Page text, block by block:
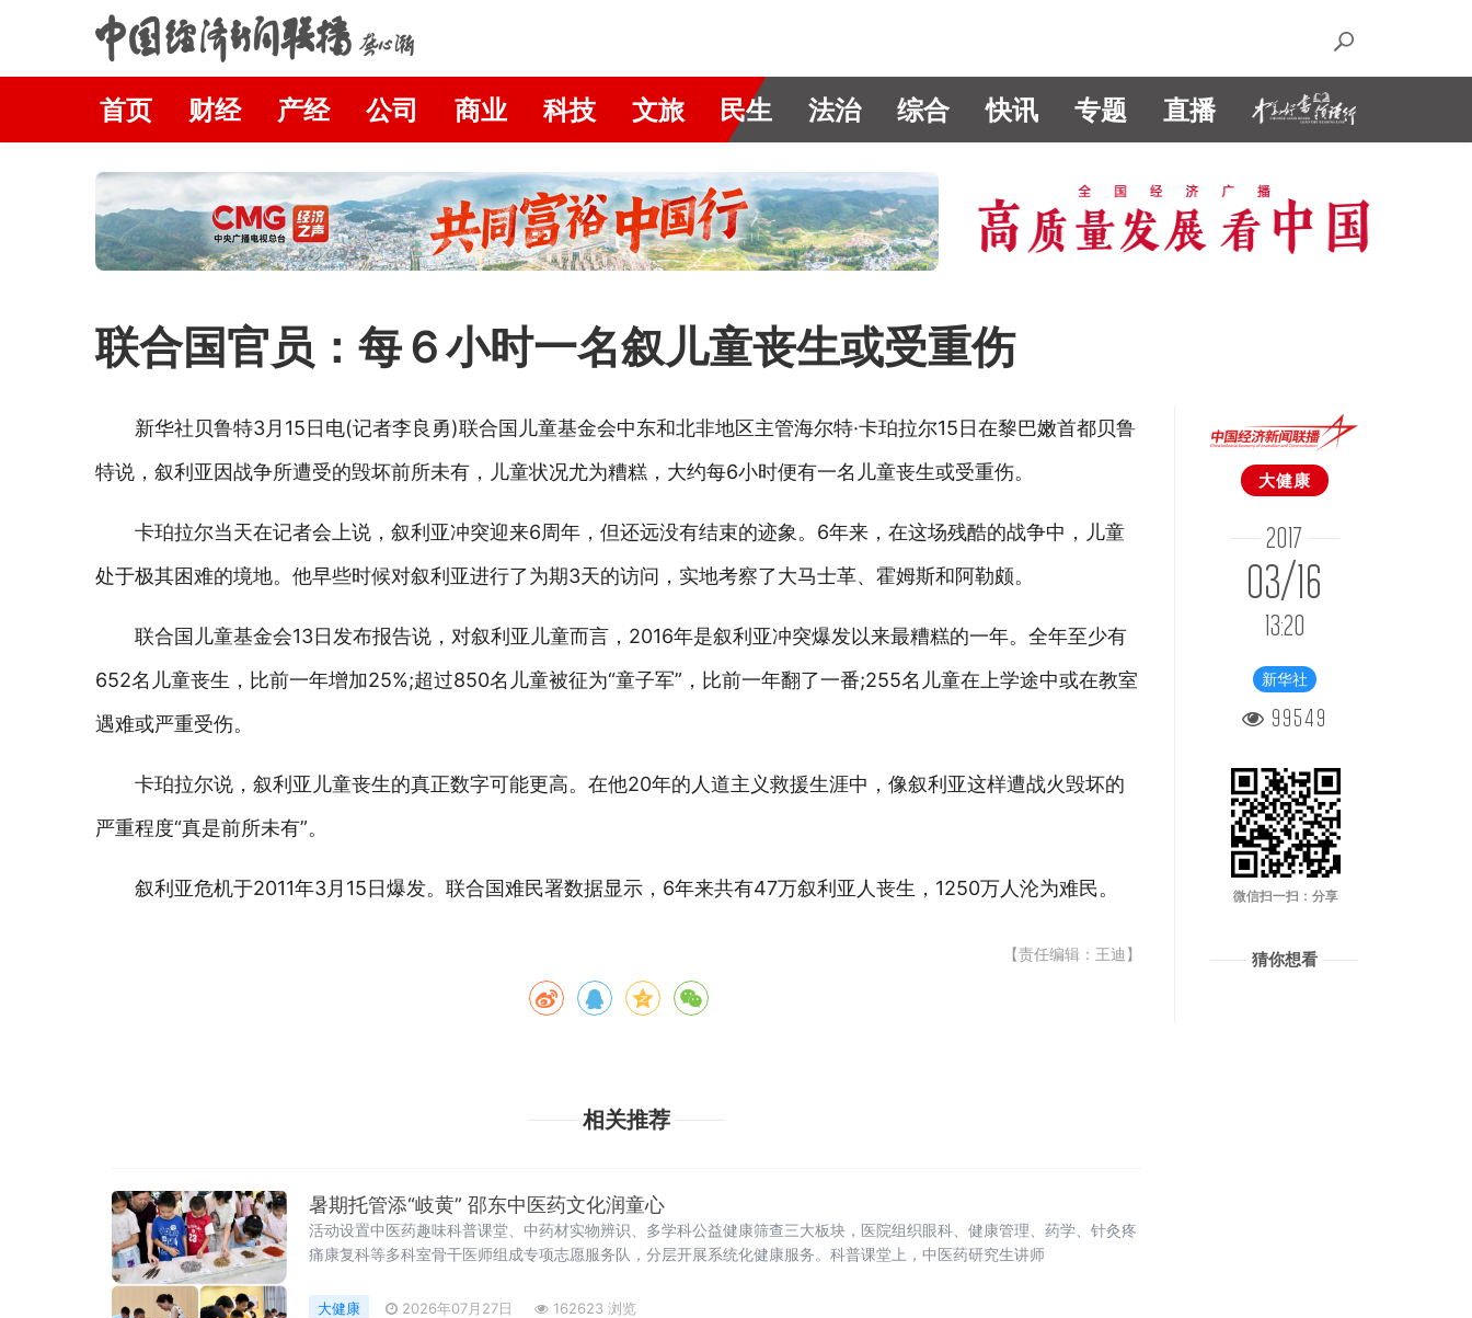
首页 财经 产经 公司 商业 科技 文旅 民生 法治 综合 快讯 专题 直播
联合国官员：每６小时一名叙儿童丧生或受重伤
新华社贝鲁特3月15日电(记者李良勇)联合国儿童基金会中东和北非地区主管海尔特·卡珀拉尔15日在黎巴嫩首都贝鲁
特说，叙利亚因战争所遭受的毁坏前所未有，儿童状况尤为糟糕，大约每6小时便有一名儿童丧生或受重伤。
卡珀拉尔当天在记者会上说，叙利亚冲突迎来6周年，但还远没有结束的迹象。6年来，在这场残酷的战争中，儿童
处于极其困难的境地。他早些时候对叙利亚进行了为期3天的访问，实地考察了大马士革、霍姆斯和阿勒颇。
联合国儿童基金会13日发布报告说，对叙利亚儿童而言，2016年是叙利亚冲突爆发以来最糟糕的一年。全年至少有
652名儿童丧生，比前一年增加25%;超过850名儿童被征为“童子军”，比前一年翻了一番;255名儿童在上学途中或在教室
遇难或严重受伤。
卡珀拉尔说，叙利亚儿童丧生的真正数字可能更高。在他20年的人道主义救援生涯中，像叙利亚这样遭战火毁坏的
严重程度“真是前所未有”。
叙利亚危机于2011年3月15日爆发。联合国难民署数据显示，6年来共有47万叙利亚人丧生，1250万人沦为难民。
【责任编辑：王迪】
相关推荐
暑期托管添“岐黄” 邵东中医药文化润童心
活动设置中医药趣味科普课堂、中药材实物辨识、多学科公益健康筛查三大板块，医院组织眼科、健康管理、药学、针灸疼
痛康复科等多科室骨干医师组成专项志愿服务队，分层开展系统化健康服务。科普课堂上，中医药研究生讲师
大健康 2026年07月27日 162623 浏览
大健康
2017
03/16
13:20
新华社
99549
微信扫一扫：分享
猜你想看